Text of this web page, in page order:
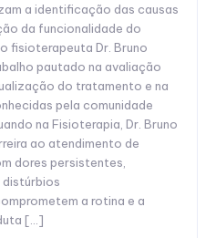
a identificação das causas
da funcionalidade do
fisioterapeuta Dr. Bruno
pautado na avaliação
do tratamento e na
pela comunidade
na Fisioterapia, Dr. Bruno
ao atendimento de
dores persistentes,
a rotina e a
[…]